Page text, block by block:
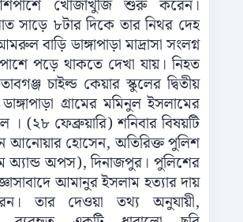
খোঁজাখুঁজি শুরু করেন।
সাড়ে ৮টার দিকে তার নিথর দেহ
বাড়ি ডাঙ্গাপাড়া মাদ্রাসা সংলগ্ন
পড়ে থাকতে দেখা যায়। নিহত
চাইল্ড কেয়ার স্কুলের দ্বিতীয়
ডাঙ্গাপাড়া গ্রামের মমিনুল ইসলামের
। (২৮ ফেব্রুয়ারি) শনিবার বিষয়টি
আনোয়ার হোসেন, অতিরিক্ত পুলিশ
অ্যান্ড অপস), দিনাজপুর। পুলিশের
আমানুর ইসলাম হত্যার দায়
তার দেওয়া তথ্য অনুযায়ী,